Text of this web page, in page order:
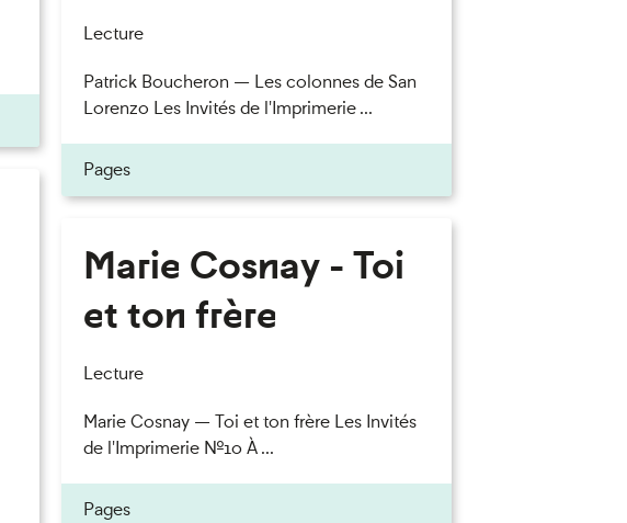
Lecture
Patrick Boucheron — Les colonnes de San
Lorenzo Les Invités de l'Imprimerie ...
Pages
Marie Cosnay - Toi
et ton frère
Lecture
Marie Cosnay — Toi et ton frère Les Invités
de l'Imprimerie n°10 À ...
Pages